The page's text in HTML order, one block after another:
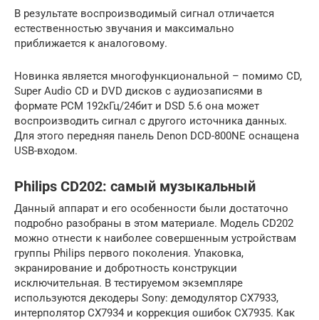
В результате воспроизводимый сигнал отличается
естественностью звучания и максимально
приближается к аналоговому.
Новинка является многофункциональной – помимо CD,
Super Audio CD и DVD дисков с аудиозаписями в
формате PCM 192кГц/24бит и DSD 5.6 она может
воспроизводить сигнал с другого источника данных.
Для этого передняя панель Denon DCD-800NE оснащена
USB-входом.
Philips CD202: самый музыкальный
Данный аппарат и его особенности были достаточно
подробно разобраны в этом материале. Модель CD202
можно отнести к наиболее совершенным устройствам
группы Philips первого поколения. Упаковка,
экранирование и добротность конструкции
исключительная. В тестируемом экземпляре
используются декодеры Sony: демодулятор CX7933,
интерполятор CX7934 и коррекция ошибок CX7935. Как